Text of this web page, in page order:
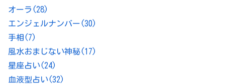
オーラ (28)
エンジェルナンバー(30)
手相(7)
風水おまじない神秘(17)
星座占い(24)
血液型占い(32)